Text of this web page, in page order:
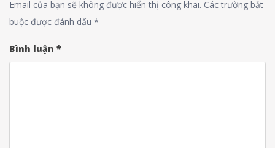
Email của bạn sẽ không được hiển thị công khai. Các trường bắt
buộc được đánh dấu *
Bình luận *